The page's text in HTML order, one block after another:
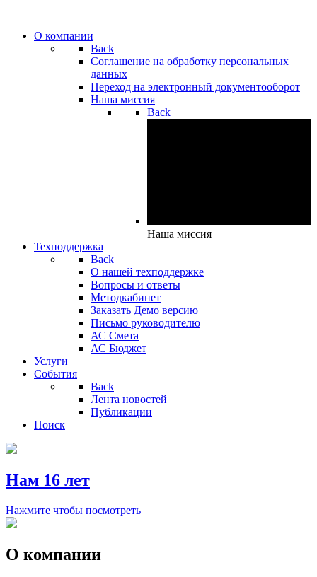
О компании
Back
Cоглашение на обработку персональных
данных
Переход на электронный документооборот
Наша миссия
Back
Наша миссия
Техподдержка
Back
О нашей техподдержке
Вопросы и ответы
Методкабинет
Заказать Демо версию
Письмо руководителю
АС Смета
АС Бюджет
Услуги
События
Back
Лента новостей
Публикации
Поиск
Нам 16 лет
Нажмите чтобы посмотреть
О компании